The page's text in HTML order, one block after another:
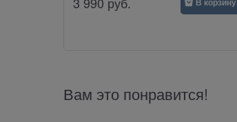
Вам это понравится!